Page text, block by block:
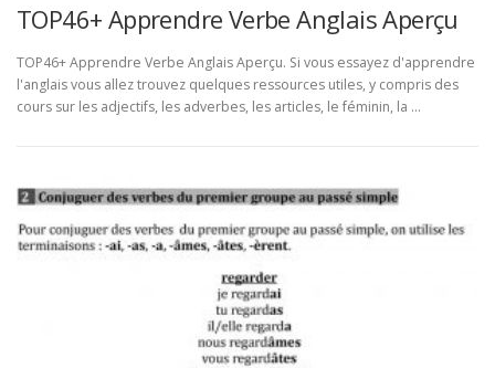
TOP46+ Apprendre Verbe Anglais Aperçu
TOP46+ Apprendre Verbe Anglais Aperçu. Si vous essayez d'apprendre
l'anglais vous allez trouvez quelques ressources utiles, y compris des
cours sur les adjectifs, les adverbes, les articles, le féminin, la …